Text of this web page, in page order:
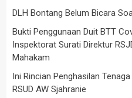
DLH Bontang Belum Bicara
Bukti Penggunaan Duit BTT
Inspektorat Surati Direktur
Mahakam
Ini Rincian Penghasilan
RSUD AW Sjahranie